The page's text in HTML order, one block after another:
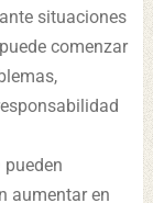
situaciones
comenzar
aumentar en